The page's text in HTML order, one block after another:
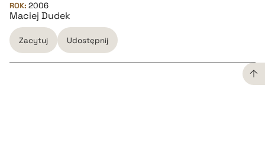
ROK: 2006
Maciej Dudek
Zacytuj Udostępnij